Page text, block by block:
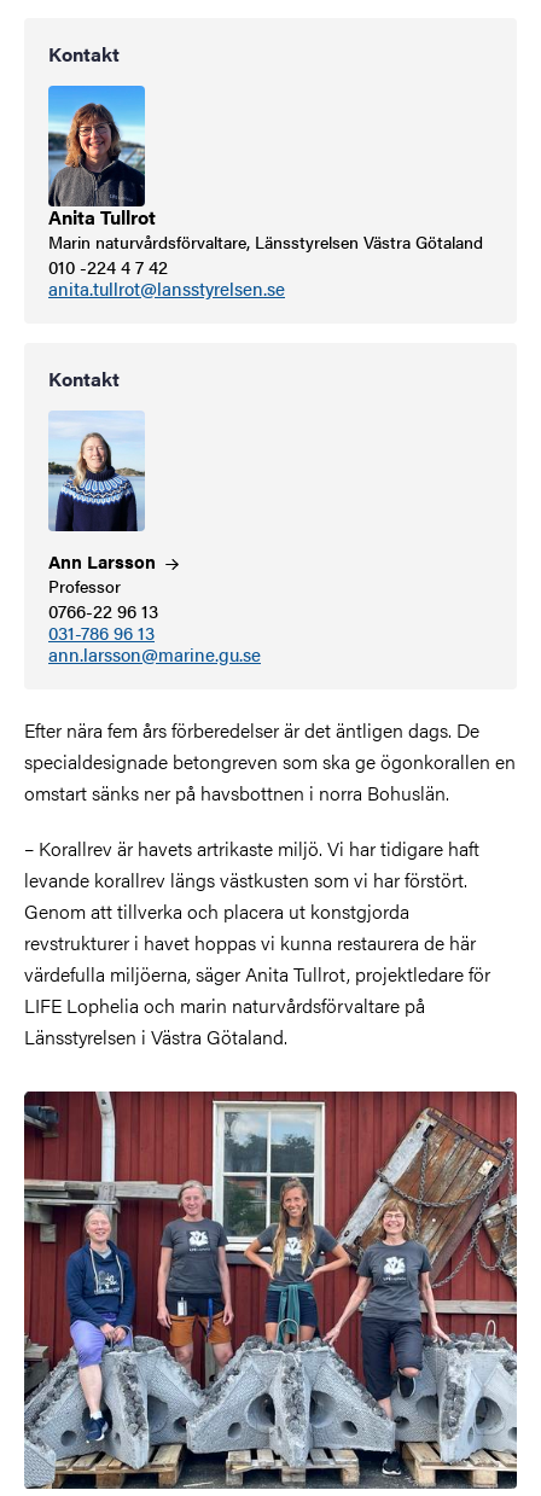
Kontakt
Anita Tullrot
Marin naturvårdsförvaltare, Länsstyrelsen Västra Götaland
010 -224 4 7 42
anita.tullrot@lansstyrelsen.se
Kontakt
Ann Larsson
Professor
0766-22 96 13
031-786 96 13
ann.larsson@marine.gu.se
Efter nära fem års förberedelser är det äntligen dags. De
specialdesignade betongreven som ska ge ögonkorallen en
omstart sänks ner på havsbottnen i norra Bohuslän.
– Korallrev är havets artrikaste miljö. Vi har tidigare haft
levande korallrev längs västkusten som vi har förstört.
Genom att tillverka och placera ut konstgjorda
revstrukturer i havet hoppas vi kunna restaurera de här
värdefulla miljöerna, säger Anita Tullrot, projektledare för
LIFE Lophelia och marin naturvårdsförvaltare på
Länsstyrelsen i Västra Götaland.